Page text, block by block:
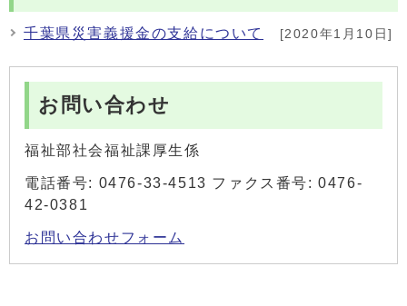
千葉県災害義援金の支給について [2020年1月10日]
お問い合わせ
福祉部社会福祉課厚生係
電話番号: 0476-33-4513 ファクス番号: 0476-
42-0381
お問い合わせフォーム